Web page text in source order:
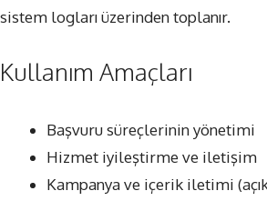
sistem logları üzerinden toplanır.
Kullanım Amaçları
Başvuru süreçlerinin yönetimi
Hizmet iyileştirme ve iletişim
Kampanya ve içerik iletimi